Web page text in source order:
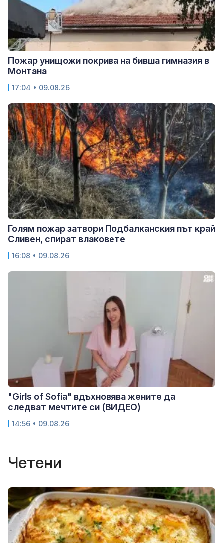
Пожар унищожи покрива на бивша гимназия в
Монтана
17:04 • 09.08.26
Голям пожар затвори Подбалканския път край
Сливен, спират влаковете
16:08 • 09.08.26
"Girls of Sofia" вдъхновява жените да
следват мечтите си (ВИДЕО)
14:56 • 09.08.26
Четени